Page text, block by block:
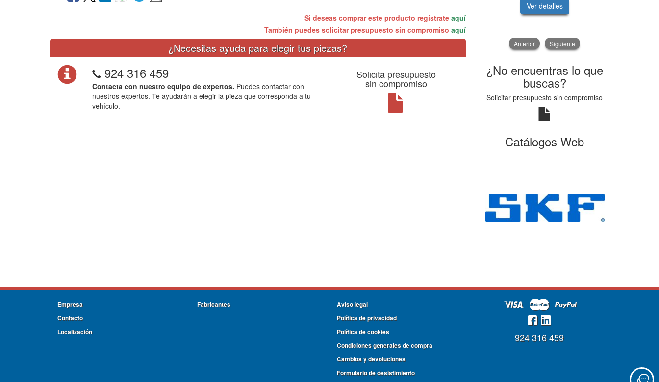
Si deseas comprar este producto regístrate aquí
También puedes solicitar presupuesto sin compromiso aquí
¿Necesitas ayuda para elegir tus piezas?
924 316 459
Contacta con nuestro equipo de expertos. Puedes contactar con
nuestros expertos. Te ayudarán a elegir la pieza que corresponda a tu
vehículo.
Solicita presupuesto
sin compromiso
Ver detalles
Anterior Siguiente
¿No encuentras lo que
buscas?
Solicitar presupuesto sin compromiso
Catálogos Web
Empresa
Contacto
Localización
Fabricantes
Aviso legal
Política de privacidad
Política de cookies
Condiciones generales de compra
Cambios y devoluciones
Formulario de desistimiento
924 316 459